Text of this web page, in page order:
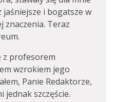
i bogatsze w
znaczenia. Teraz
z profesorem
wzrokiem jego
Panie Redaktorze,
jednak szczęście.